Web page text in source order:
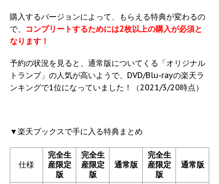
購入するバージョンによって、もらえる特典が変わるの
で、 コンプリートするためには2枚以上の購入が必須と
なります！
予約の状況を見ると、通常版についてくる「オリジナル
トランプ」の人気が高いようで、DVD/Blu-rayの楽天ラ
ンキングで1位になっていました！（2021/3/20時点）
▼楽天ブックスで手に入る特典まとめ
仕様
完全生
産限定
版
完全生
産限定
版
通常版
完全生
産限定
版
通常版